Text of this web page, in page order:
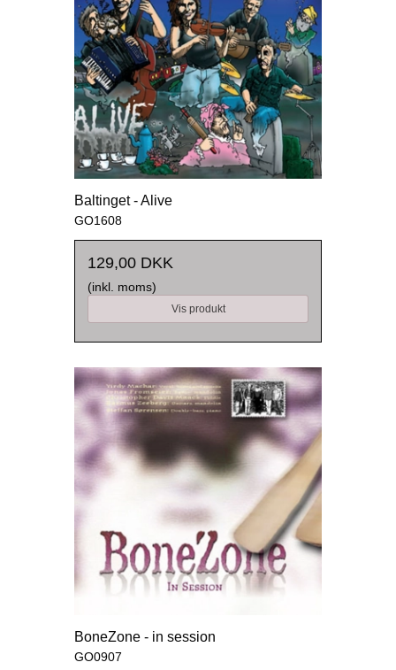
Baltinget - Alive
GO1608
129,00 DKK
(inkl. moms)
Vis produkt
BoneZone - in session
GO0907